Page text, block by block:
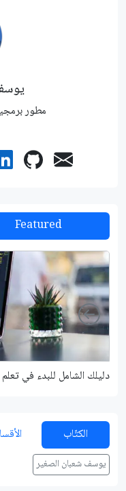
مطور
Featured
دليلك الشامل للبدء في
Left
الكتّاب
يوسف شعبان الصغير